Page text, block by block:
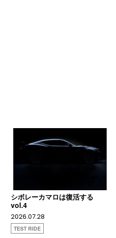
シボレーカマロは復活する
vol.4
2026.07.28
TEST RIDE